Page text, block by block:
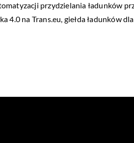
przydzielania ładunków
4.0 na Trans.eu, giełda ładunków